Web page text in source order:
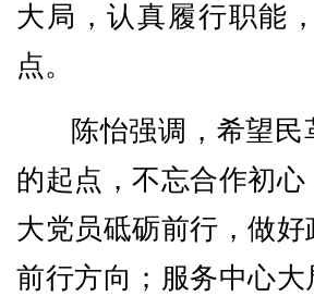
大局，认真履行职能
点。
陈怡强调，希望
的起点，不忘合作初
大党员砥砺前行，做
前行方向；服务中心